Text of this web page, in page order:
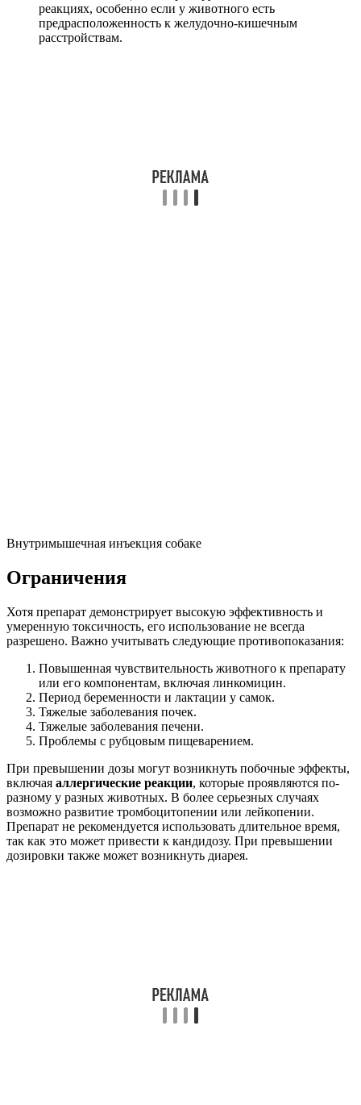
реакциях, особенно если у животного есть
предрасположенность к желудочно-кишечным
расстройствам.
Внутримышечная инъекция собаке
Ограничения
Хотя препарат демонстрирует высокую эффективность и
умеренную токсичность, его использование не всегда
разрешено. Важно учитывать следующие противопоказания:
Повышенная чувствительность животного к препарату
или его компонентам, включая линкомицин.
Период беременности и лактации у самок.
Тяжелые заболевания почек.
Тяжелые заболевания печени.
Проблемы с рубцовым пищеварением.
При превышении дозы могут возникнуть побочные эффекты,
включая аллергические реакции, которые проявляются по-
разному у разных животных. В более серьезных случаях
возможно развитие тромбоцитопении или лейкопении.
Препарат не рекомендуется использовать длительное время,
так как это может привести к кандидозу. При превышении
дозировки также может возникнуть диарея.